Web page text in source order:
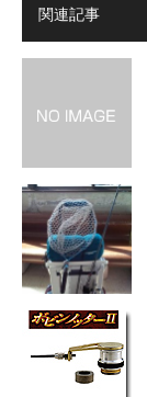
関連記事